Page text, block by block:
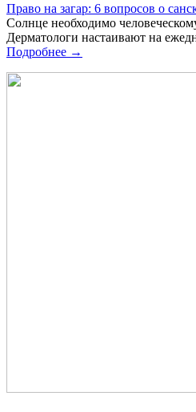
Право на загар: 6 вопросов о
Солнце необходимо
Дерматологи настаивают на
Подробнее →